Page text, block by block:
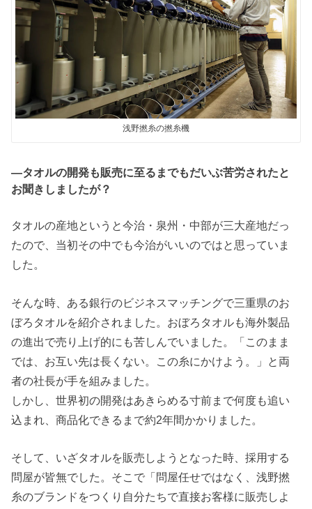
浅野撚糸の撚糸機
―タオルの開発も販売に至るまでもだいぶ苦労されたと
お聞きしましたが？
タオルの産地というと今治・泉州・中部が三大産地だっ
たので、当初その中でも今治がいいのではと思っていま
した。
そんな時、ある銀行のビジネスマッチングで三重県のお
ぼろタオルを紹介されました。おぼろタオルも海外製品
の進出で売り上げ的にも苦しんでいました。「このまま
では、お互い先は長くない。この糸にかけよう。」と両
者の社長が手を組みました。
しかし、世界初の開発はあきらめる寸前まで何度も追い
込まれ、商品化できるまで約2年間かかりました。
そして、いざタオルを販売しようとなった時、採用する
問屋が皆無でした。そこで「問屋任せではなく、浅野撚
糸のブランドをつくり自分たちで直接お客様に販売しよ